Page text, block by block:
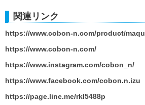
関連リンク
https://www.cobon-n.com/product/
https://www.cobon-n.com/
https://www.instagram.com/cobon_n/
https://www.facebook.com/cobon.n.izu
https://page.line.me/rkl5488p